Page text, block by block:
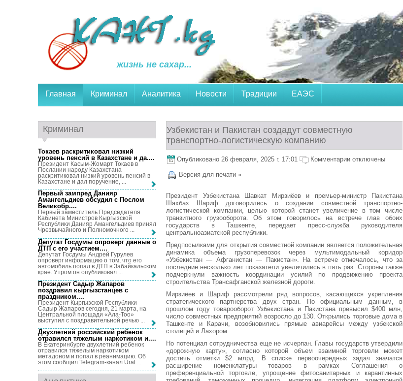
жизнь не сахар...
Главная Криминал Аналитика Новости Традиции ЕАЭС
Узбекистан и Пакистан создадут совместную
транспортно-логистическую компанию
Опубликовано 26 февраля, 2025 г. 17:01 Комментарии отключены
Версия для печати »
Президент Узбекистана Шавкат Мирзиёев и премьер-министр Пакистана
Шахбаз Шариф договорились о создании совместной транспортно-
логистической компании, целью которой станет увеличение в том числе
транзитного грузооборота. Об этом говорилось на встрече глав обоих
государств в Ташкенте, передает пресс-служба руководителя
центральноазиатской республики.
Предпосылками для открытия совместной компании является положительная
динамика объема грузоперевозок через мультимодальный коридор
«Узбекистан — Афганистан — Пакистан». На встрече отмечалось, что за
последние несколько лет показатели увеличились в пять раз. Стороны также
подчеркнули важность координации усилий по продвижению проекта
строительства Трансафганской железной дороги.
Мирзиёев и Шариф рассмотрели ряд вопросов, касающихся укрепления
стратегического партнерства двух стран. По официальным данным, в
прошлом году товарооборот Узбекистана и Пакистана превысил $400 млн,
число совместных предприятий возросло до 130. Открылись торговые дома в
Ташкенте и Карачи, возобновились прямые авиарейсы между узбекской
столицей и Лахором.
Но потенциал сотрудничества еще не исчерпан. Главы государств утвердили
«дорожную карту», согласно которой объем взаимной торговли может
достичь отметки $2 млрд. В списке первоочередных задач значатся
расширение номенклатуры товаров в рамках Соглашения о
преференциальной торговле, упрощение фитосанитарных и карантинных
Криминал
Токаев раскритиковал низкий
уровень пенсий в Казахстане и да....
Президент Касым-Жомарт Токаев в
Послании народу Казахстана
раскритиковал низкий уровень пенсий в
Казахстане и дал поручение, ...
Первый зампред Данияр
Амангельдиев обсудил с Послом
Великобр....
Первый заместитель Председателя
Кабинета Министров Кыргызской
Республики Данияр Амангельдиев принял
Чрезвычайного и Полномочного ...
Депутат Госдумы опроверг данные о
ДТП с его участием....
Депутат Госдумы Андрей Гурулев
опроверг информацию о том, что его
автомобиль попал в ДТП в Забайкальском
крае. Утром он опубликовал ...
Президент Садыр Жапаров
поздравил кыргызстанцев с
праздником....
Президент Кыргызской Республики
Садыр Жапаров сегодня, 21 марта, на
Центральной площади «Ала-Тоо»
выступил с поздравительной речью ...
Двухлетний российский ребенок
отравился тяжелым наркотиком и....
В Екатеринбурге двухлетний ребенок
отравился тяжелым наркотиком
метадоном и попал в реанимацию. Об
этом сообщил Telegram-канал Ural ...